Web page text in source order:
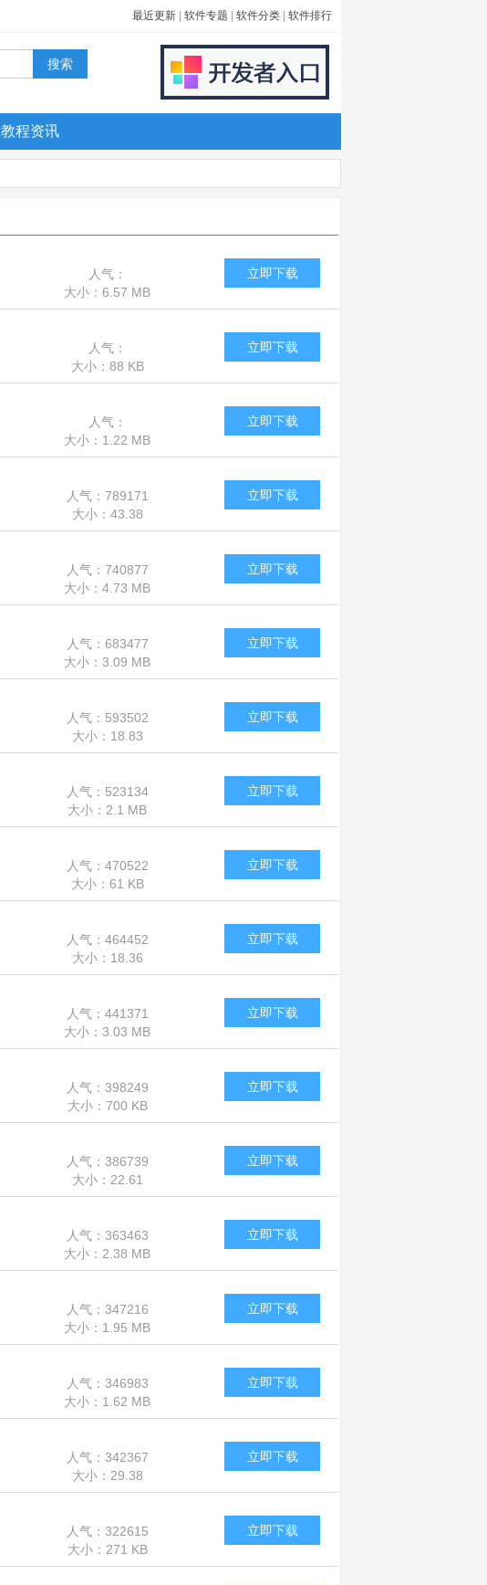
最近更新| 软件专题 软件分类| 软件排行
教程资讯
人气：
2143241
大小：6.57 MB
立即下载
人气：
1530644
大小：88 KB
立即下载
人气：
1185363
大小：1.22 MB
立即下载
人气：789171
大小：43.38
MB
立即下载
人气：740877
大小：4.73 MB
立即下载
人气：683477
大小：3.09 MB
立即下载
人气：593502
大小：18.83
MB
立即下载
人气：523134
大小：2.1 MB
立即下载
人气：470522
大小：61 KB
立即下载
人气：464452
大小：18.36
MB
立即下载
人气：441371
大小：3.03 MB
立即下载
人气：398249
大小：700 KB
立即下载
人气：386739
大小：22.61
MB
立即下载
人气：363463
大小：2.38 MB
立即下载
人气：347216
大小：1.95 MB
立即下载
人气：346983
大小：1.62 MB
立即下载
人气：342367
大小：29.38
MB
立即下载
人气：322615
大小：271 KB
立即下载